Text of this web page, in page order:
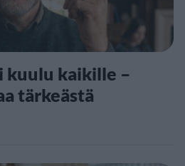
kuulu kaikille –
tärkeästä